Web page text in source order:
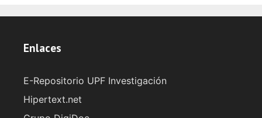
Enlaces
E-Repositorio UPF Investigación
Hipertext.net